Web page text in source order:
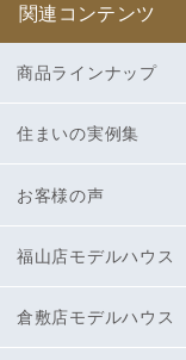
関連コンテンツ
商品ラインナップ
住まいの実例集
お客様の声
福山店モデルハウス
倉敷店モデルハウス